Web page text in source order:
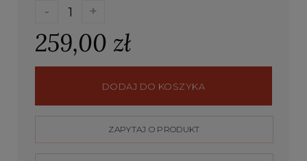
259,00 zł
- +
ZAPYTAJ O PRODUKT
DODAJ DO KOSZYKA